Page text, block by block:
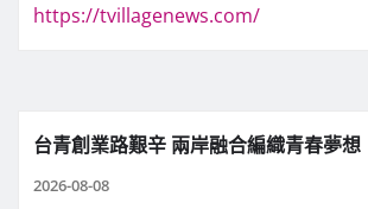
https://tvillagenews.com/
台青創業路艱辛 兩岸融合編織青春夢想
2026-08-08